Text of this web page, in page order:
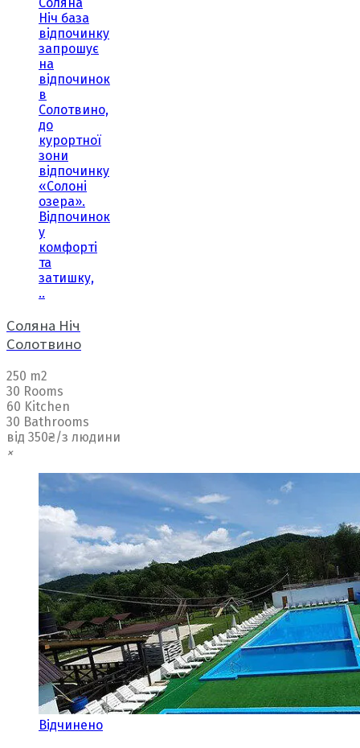
Ніч база
відпочинку
запрошує
на
відпочинок
в
Солотвино,
до
курортної
зони
відпочинку
«Солоні
озера».
Відпочинок
у
комфорті
та
затишку,
..
Соляна Ніч
Солотвино
250 m2
30 Rooms
60 Kitchen
30 Bathrooms
від 350₴/з людини
×
Відчинено